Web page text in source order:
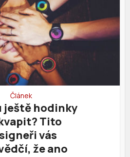
Článek
ještě hodinky
Tito
vás
že ano